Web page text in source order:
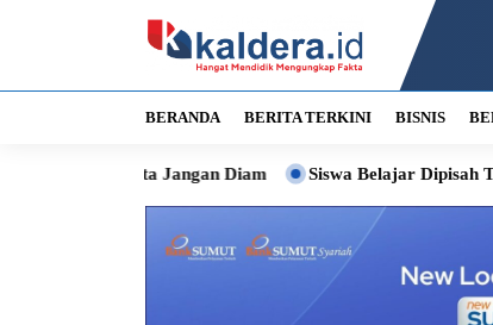
BERANDA BERITA TERKINI BISNIS
Kota Jangan Diam Siswa Belajar Dipisah Tirai, Bobby